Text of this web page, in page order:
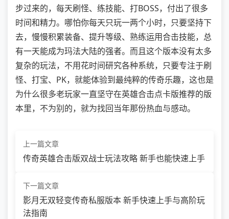
步过来的，每天刷怪、练技能、打BOSS，付出了很多
时间和精力。哪怕你每天只玩一两个小时，只要坚持下
去，慢慢积累装备、提升等级、熟练运用合击技能，总
有一天能成为玛法大陆的强者。而且这个版本没有太多
复杂的玩法，不用花时间研究各种系统，只要专注于刷
怪、打宝、PK，就能体验到最纯粹的传奇乐趣，这也是
为什么很多老玩家一直坚守在英雄合击点卡版推荐的版
本里，不为别的，就为找回当年那份热血与感动。
上一篇文章
传奇英雄合击版双战士玩法攻略 新手也能快速上手
下一篇文章
影月无双轻变传奇私服版本 新手快速上手与高阶玩
法指南